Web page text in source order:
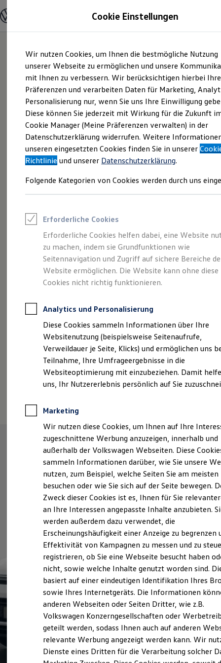
Hauptinhalt
springen
Footer
springen
Modelle und Konfigurator
Modelle vergleichen
Elektroautos
ENERGY Sondermodelle
Nutzfahrzeuge
SUV und CUV
Familienautos
Kombis
Kompaktwagen
Sportwagen
Schnell verfügbare Fahrzeuge
Angebote und Produkte
Aktuelle Angebote
E-Auto-Förderung
Volkswagen Marktplatz
Junge Gebrauchtwagen und Gebrauchtwagen
Saisonangebote
Leasing
Leasing-Angebote
Gebrauchtwagen Leasing
Junge Gebrauchtwagen-Leasing
Elektroauto Leasing
Kleinwagen-Leasing
Leasing ohne Anzahlung
Autokredit mit Schlussrate
Versicherungen und Garantien
Kfz-Versicherung
Restschuldversicherungen
Garantien
Wartungsverträge
Geschäftskunden
Professional Class bei Volkswagen
Großkunden
Behörden
Anpfiff zum Gewinn
Elektroautos
ID. Tutorials
Elektrofahrzeugkonzepte
Reichweite
Reichweite der ID. Modelle
Reichweite im Winter
Laden
Laden unterwegs
Laden Zuhause
Ladezeitensimulator
Batterie
Sicherheit
Garantie und Lebensdauer
Nachhaltigkeit
Technologie
Kosten und Kauf
Verbrauchskosten
Kaufoptionen
E-Auto-Förderung
Software und Konnektivität
Die ID. Software 6
ID. Software Versionen und Updates
Digitale Extras
Schnittstellen zu Ihrem ID.
Abenteuer Leben. Der
Tiguan.
Cookie Einstellungen
Wir nutzen Cookies, um Ihnen die bestmögliche Nutzung
unserer Webseite zu ermöglichen und unsere
mit Ihnen zu verbessern. Wir berücksichtigen hierbei Ihre
Präferenzen und verarbeiten Daten für Marketing,
Personalisierung nur, wenn Sie uns Ihre Einwilligung
Diese können Sie jederzeit mit Wirkung für die Zukunft
Cookie Manager (Meine Präferenzen verwalten) in der
Datenschutzerklärung widerrufen. Weitere
unseren eingesetzten Cookies finden Sie in unserer
Richtlinie und unserer Datenschutzerklärung.
Folgende Kategorien von Cookies werden durch uns
Erforderliche Cookies
Erforderliche Cookies helfen dabei, eine Website
zu machen, indem sie Grundfunktionen wie
Seitennavigation und Zugriff auf sichere Bereiche
Website ermöglichen. Die Website kann ohne diese
Cookies nicht richtig funktionieren.
Analytics und Personalisierung
Diese Cookies sammeln Informationen über Ihre
Websitenutzung (beispielsweise Seitenaufrufe,
Verweildauer je Seite, Klicks) und ermöglichen uns
Teilnahme, Ihre Umfrageergebnisse in die
Websiteoptimierung mit einzubeziehen. Damit
uns, Ihr Nutzererlebnis persönlich auf Sie
Marketing
Wir nutzen diese Cookies, um Ihnen auf Ihre
zugeschnittene Werbung anzuzeigen, innerhalb und
außerhalb der Volkswagen Webseiten. Diese
sammeln Informationen darüber, wie Sie unsere
nutzen, zum Beispiel, welche Seiten Sie am meisten
besuchen oder wie Sie sich auf der Seite bewegen.
Zweck dieser Cookies ist es, Ihnen für Sie
an Ihre Interessen angepasste Inhalte anzubieten.
werden außerdem dazu verwendet, die
Erscheinungshäufigkeit einer Anzeige zu begrenzen
Effektivität von Kampagnen zu messen und zu
registrieren, ob Sie eine Webseite besucht haben
nicht, sowie welche Inhalte genutzt worden sind.
basiert auf einer eindeutigen Identifikation Ihres
sowie Ihres Internetgeräts. Die Informationen
anderen Webseiten oder Seiten Dritter, wie z.B.
Volkswagen Konzerngesellschaften oder
geteilt werden, sodass Ihnen auch auf anderen
relevante Werbung angezeigt werden kann. Wir
Dienste eines Dritten für die Verarbeitung solcher